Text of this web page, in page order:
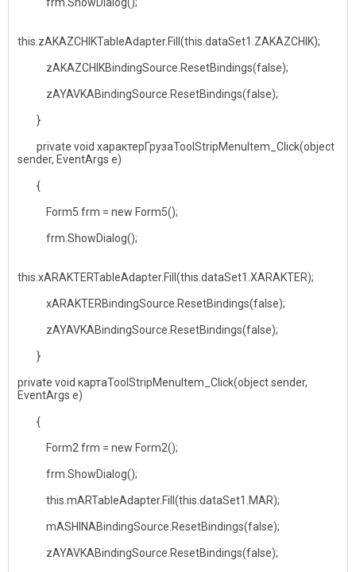
this.zAKAZCHIKTableAdapter.Fill(this.dataSet1.ZAKAZCHIK);
zAKAZCHIKBindingSource.ResetBindings(false);
zAYAVKABindingSource.ResetBindings(false);
}
private void характерГрузаToolStripMenuItem_Click(object
sender, EventArgs e)
{
Form5 frm = new Form5();
frm.ShowDialog();
this.xARAKTERTableAdapter.Fill(this.dataSet1.XARAKTER);
xARAKTERBindingSource.ResetBindings(false);
zAYAVKABindingSource.ResetBindings(false);
}
private void картаToolStripMenuItem_Click(object sender,
EventArgs e)
{
Form2 frm = new Form2();
frm.ShowDialog();
this.mARTableAdapter.Fill(this.dataSet1.MAR);
mASHINABindingSource.ResetBindings(false);
zAYAVKABindingSource.ResetBindings(false);